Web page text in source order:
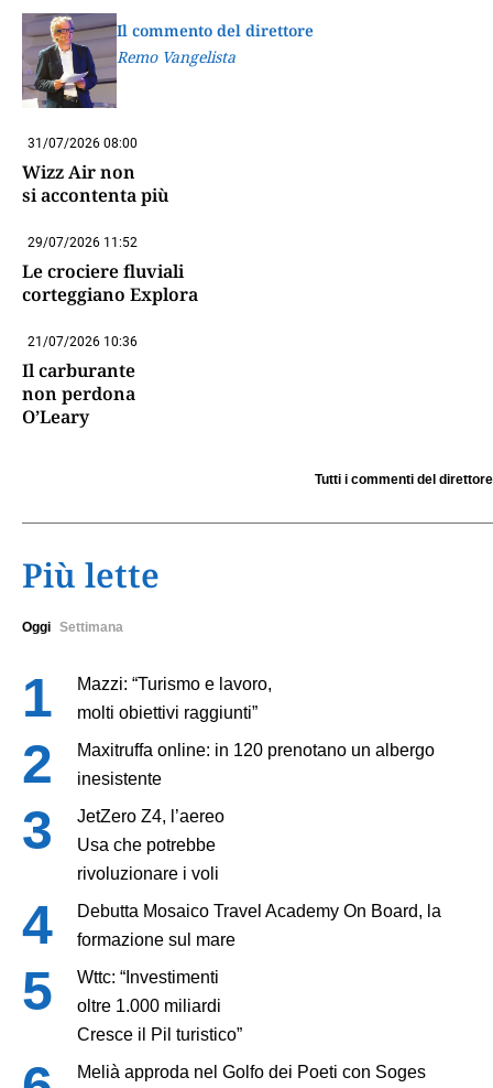
Il commento del direttore
Remo Vangelista
31/07/2026 08:00
Wizz Air non
si accontenta più
29/07/2026 11:52
Le crociere fluviali
corteggiano Explora
21/07/2026 10:36
Il carburante
non perdona
O’Leary
Tutti i commenti del direttore
Più lette
Oggi Settimana
Mazzi: “Turismo e lavoro,
molti obiettivi raggiunti”
Maxitruffa online: in 120 prenotano un albergo
inesistente
JetZero Z4, l’aereo
Usa che potrebbe
rivoluzionare i voli
Debutta Mosaico Travel Academy On Board, la
formazione sul mare
Wttc: “Investimenti
oltre 1.000 miliardi
Cresce il Pil turistico”
Melià approda nel Golfo dei Poeti con Soges